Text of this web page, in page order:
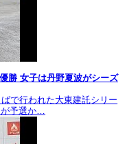
勝 女子は丹野夏波がシーズ
で行われた大東建託シリー
が予選か…